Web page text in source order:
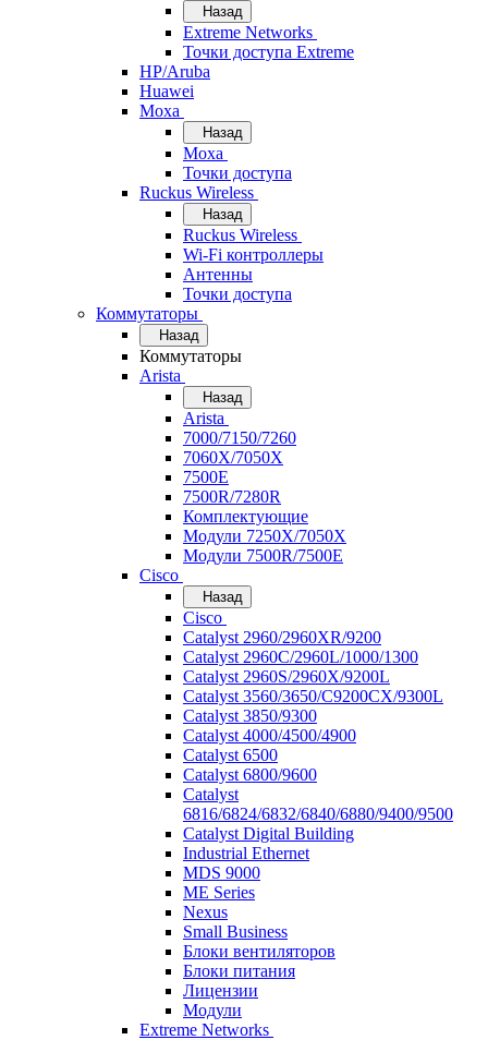
Назад
Extreme Networks
Точки доступа Extreme
HP/Aruba
Huawei
Moxa
Назад
Moxa
Точки доступа
Ruckus Wireless
Назад
Ruckus Wireless
Wi-Fi контроллеры
Антенны
Точки доступа
Коммутаторы
Назад
Коммутаторы
Arista
Назад
Arista
7000/7150/7260
7060X/7050X
7500E
7500R/7280R
Комплектующие
Модули 7250X/7050X
Модули 7500R/7500E
Cisco
Назад
Cisco
Catalyst 2960/2960XR/9200
Catalyst 2960C/2960L/1000/1300
Catalyst 2960S/2960X/9200L
Catalyst 3560/3650/C9200CX/9300L
Catalyst 3850/9300
Catalyst 4000/4500/4900
Catalyst 6500
Catalyst 6800/9600
Catalyst
6816/6824/6832/6840/6880/9400/9500
Catalyst Digital Building
Industrial Ethernet
MDS 9000
ME Series
Nexus
Small Business
Блоки вентиляторов
Блоки питания
Лицензии
Модули
Extreme Networks